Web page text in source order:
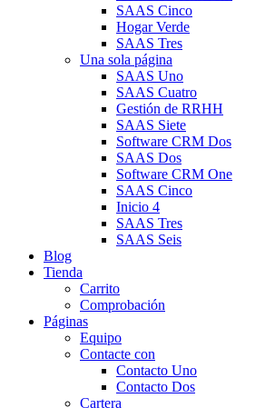
SAAS Cinco
Hogar Verde
SAAS Tres
Una sola página
SAAS Uno
SAAS Cuatro
Gestión de RRHH
SAAS Siete
Software CRM Dos
SAAS Dos
Software CRM One
SAAS Cinco
Inicio 4
SAAS Tres
SAAS Seis
Blog
Tienda
Carrito
Comprobación
Páginas
Equipo
Contacte con
Contacto Uno
Contacto Dos
Cartera